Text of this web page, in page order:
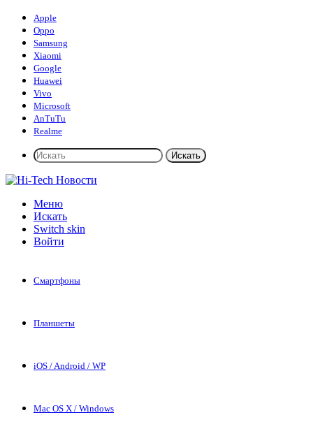
Apple
Oppo
Samsung
Xiaomi
Google
Huawei
Vivo
Microsoft
AnTuTu
Realme
Искать
Меню
Искать
Switch skin
Войти
Смартфоны
Планшеты
iOS / Android / WP
Mac OS X / Windows